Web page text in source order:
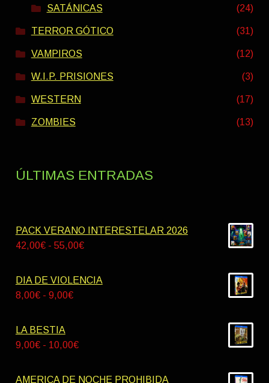
SATÁNICAS (24)
TERROR GÓTICO (31)
VAMPIROS (12)
W.I.P. PRISIONES (3)
WESTERN (17)
ZOMBIES (13)
ÚLTIMAS ENTRADAS
PACK VERANO INTERESTELAR 2026
42,00€ - 55,00€Rango
precios:
DIA DE VIOLENCIA
8,00€ - 9,00€Rango
desde
LA BESTIA
9,00€ - 10,00€Rango
precios:
AMERICA DE NOCHE PROHIBIDA